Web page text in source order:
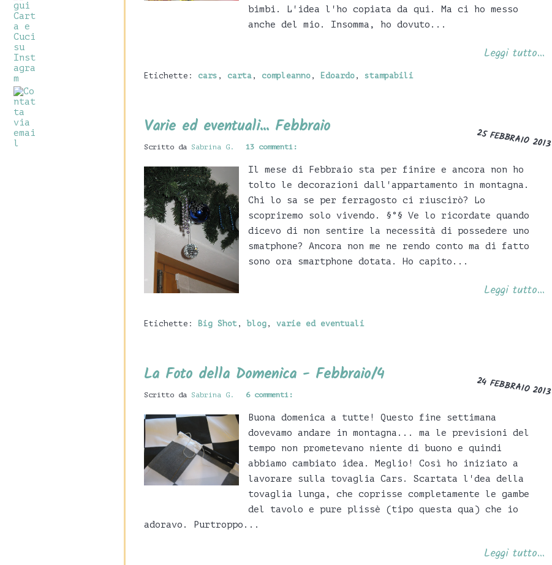
bimbi. L'idea l'ho copiata da qui. Ma ci ho messo
anche del mio. Insomma, ho dovuto...
Leggi tutto...
Etichette: cars , carta , compleanno , Edoardo , stampabili
25 FEBBRAIO 2013
Varie ed eventuali... Febbraio
Scritto da Sabrina G. 13 commenti:
Il mese di Febbraio sta per finire e ancora non ho
tolto le decorazioni dall'appartamento in montagna.
Chi lo sa se per ferragosto ci riuscirò? Lo
scopriremo solo vivendo. §°§ Ve lo ricordate quando
dicevo di non sentire la necessità di possedere uno
smatphone? Ancora non me ne rendo conto ma di fatto
sono ora smartphone dotata. Ho capito...
Leggi tutto...
Etichette: Big Shot , blog , varie ed eventuali
24 FEBBRAIO 2013
La Foto della Domenica - Febbraio/4
Scritto da Sabrina G. 6 commenti:
Buona domenica a tutte! Questo fine settimana
dovevamo andare in montagna... ma le previsioni del
tempo non prometevano niente di buono e quindi
abbiamo cambiato idea. Meglio! Così ho iniziato a
lavorare sulla tovaglia Cars. Scartata l'dea della
tovaglia lunga, che coprisse completamente le gambe
del tavolo e pure plissè (tipo questa qua) che io
adoravo. Purtroppo...
Leggi tutto...